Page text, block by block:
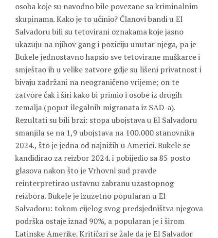
osoba koje su navodno bile povezane sa kriminalnim
skupinama. Kako je to učinio? Članovi bandi u El
Salvadoru bili su tetovirani oznakama koje jasno
ukazuju na njihov gang i poziciju unutar njega, pa je
Bukele jednostavno hapsio sve tetovirane muškarce i
smještao ih u velike zatvore gdje su lišeni privatnost i
bivaju zadržani na neograničeno vrijeme; on te
zatvore čak i širi kako bi primio i osobe iz drugih
zemalja (poput ilegalnih migranata iz SAD-a).
Rezultati su bili brzi: stopa ubojstava u El Salvadoru
smanjila se na 1,9 ubojstava na 100.000 stanovnika
2024., što je jedna od najnižih u Americi. Bukele se
kandidirao za reizbor 2024. i pobijedio sa 85 posto
glasova nakon što je Vrhovni sud pravde
reinterpretirao ustavnu zabranu uzastopnog
reizbora. Bukele je izuzetno popularan u El
Salvadoru: tokom cijelog svog predsjedništva njegova
podrška ostaje iznad 90%, a popularan je i širom
Latinske Amerike. Kritičari se žale da je El Salvador